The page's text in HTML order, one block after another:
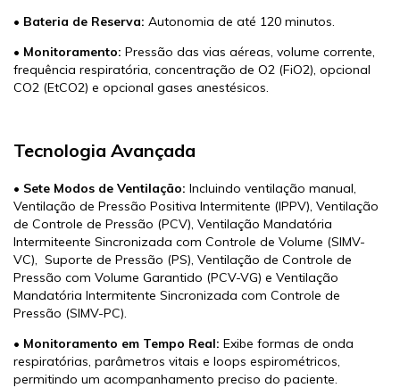
• Bateria de Reserva: Autonomia de até 120 minutos.
• Monitoramento: Pressão das vias aéreas, volume corrente,
frequência respiratória, concentração de O2 (FiO2), opcional
CO2 (EtCO2) e opcional gases anestésicos.
Tecnologia Avançada
• Sete Modos de Ventilação: Incluindo ventilação manual,
Ventilação de Pressão Positiva Intermitente (IPPV), Ventilação
de Controle de Pressão (PCV), Ventilação Mandatória
Intermiteente Sincronizada com Controle de Volume (SIMV-
VC), Suporte de Pressão (PS), Ventilação de Controle de
Pressão com Volume Garantido (PCV-VG) e Ventilação
Mandatória Intermitente Sincronizada com Controle de
Pressão (SIMV-PC).
• Monitoramento em Tempo Real: Exibe formas de onda
respiratórias, parâmetros vitais e loops espirométricos,
permitindo um acompanhamento preciso do paciente.